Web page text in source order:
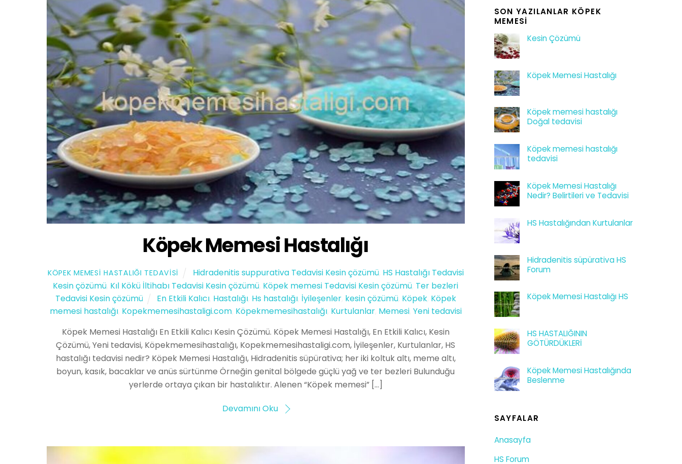
Köpek Memesi Hastalığı
KÖPEK MEMESI HASTALIĞI TEDAVISI Hidradenitis suppurativa Tedavisi Kesin çözümü, HS Hastalığı Tedavisi
Kesin çözümü Kıl Kökü İltihabı Tedavisi Kesin çözümü Köpek memesi Tedavisi Kesin çözümü Ter bezleri
Tedavisi Kesin çözümü
En Etkili Kalıcı Hastalığı Hs hastalığı İyileşenler kesin çözümü Köpek Köpek
memesi hastalığı, Kopekmemesihastaligi.com, Köpekmemesihastalığı, Kurtulanlar, Memesi, Yeni tedavisi
Köpek Memesi Hastalığı En Etkili Kalıcı Kesin Çözümü. Köpek Memesi Hastalığı, En Etkili Kalıcı, Kesin
Çözümü, Yeni tedavisi, Köpekmemesihastalığı, Kopekmemesihastaligi.com, İyileşenler, Kurtulanlar, HS
hastalığı tedavisi nedir? Köpek Memesi Hastalığı, Hidradenitis süpürativa; her iki koltuk altı, meme altı,
boyun, kasık, bacaklar ve anüs sürtünme Örneğin genital bölgede güçlü yağ ve ter bezleri Bulunduğu
yerlerde ortaya çıkan bir hastalıktır. Alenen “Köpek memesi” […]
Devamını Oku
SON YAZILANLAR KÖPEK
MEMESI
Kesin Çözümü
Köpek Memesi Hastalığı
Köpek memesi hastalığı
Doğal tedavisi
Köpek memesi hastalığı
tedavisi
Köpek Memesi Hastalığı
Nedir? Belirtileri ve Tedavisi
HS Hastalığından Kurtulanlar
Hidradenitis süpürativa HS
Forum
Köpek Memesi Hastalığı HS
HS HASTALIĞININ
GÖTÜRDÜKLERİ
Köpek Memesi Hastalığında
Beslenme
SAYFALAR
Anasayfa
HS Forum